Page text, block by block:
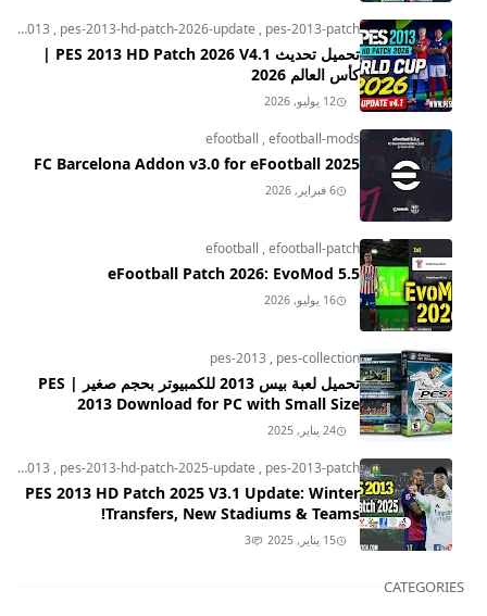
pes-2013 , pes-2013-hd-patch-2026-update , pes-2013-patch
تحميل تحديث PES 2013 HD Patch 2026 V4.1 |
كأس العالم 2026
12 يوليو, 2026
efootball ,efootball-mods
FC Barcelona Addon v3.0 for eFootball 2025
6 فبراير, 2026
efootball ,efootball-patch
eFootball Patch 2026: EvoMod 5.5
16 يوليو, 2026
pes-2013 , pes-collection
تحميل لعبة بيس 2013 للكمبيوتر بحجم صغير | PES
2013 Download for PC with Small Size
24 يناير, 2025
pes-2013 , pes-2013-hd-patch-2025-update , pes-2013-patch
PES 2013 HD Patch 2025 V3.1 Update: Winter
Transfers, New Stadiums & Teams!
15 يناير, 2025 3
CATEGORIES